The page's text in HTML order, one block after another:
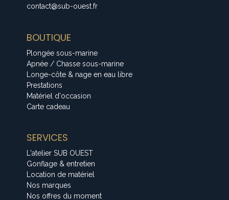
contact@sub-ouest.fr
BOUTIQUE
Plongée sous-marine
Apnée / Chasse sous-marine
Longe-côte & nage en eau libre
Prestations
Matériel d'occasion
Carte cadeau
SERVICES
L'atelier SUB OUEST
Gonflage & entretien
Location de matériel
Nos marques
Nos offres du moment